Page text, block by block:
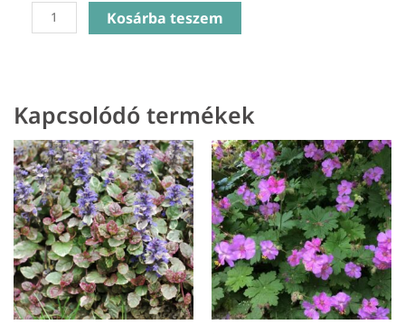
Hydrangea
pan.
Bugás
Hortenzia
mennyiség
Kosárba teszem
Kapcsolódó termékek